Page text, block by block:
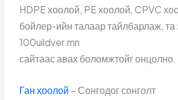
HDPE хоолой, PE хоолой, CPVC
бойлер-ийн талаар тайлбарлаж, та
100uildver.mn
сайтаас авах боломжтойг онцолно.
Ган хоолой – Сонгодог сонголт